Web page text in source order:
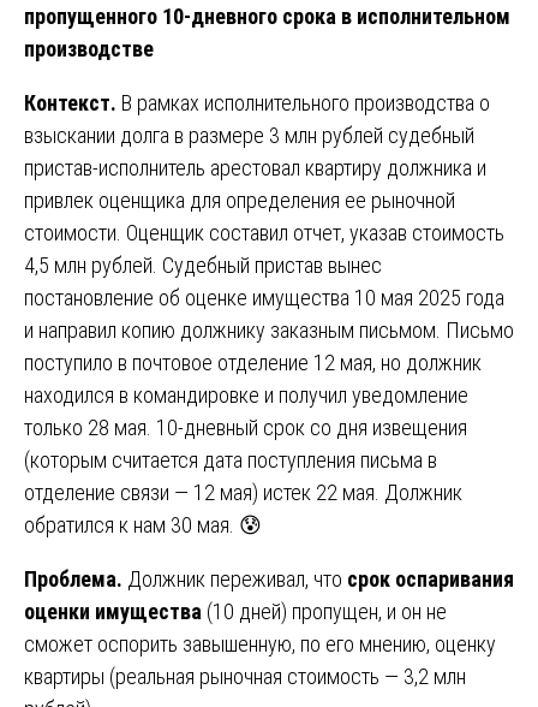
пропущенного 10-дневного срока в исполнительном
производстве
Контекст. В рамках исполнительного производства о
взыскании долга в размере 3 млн рублей судебный
пристав-исполнитель арестовал квартиру должника и
привлек оценщика для определения ее рыночной
стоимости. Оценщик составил отчет, указав стоимость
4,5 млн рублей. Судебный пристав вынес
постановление об оценке имущества 10 мая 2025 года
и направил копию должнику заказным письмом. Письмо
поступило в почтовое отделение 12 мая, но должник
находился в командировке и получил уведомление
только 28 мая. 10-дневный срок со дня извещения
(которым считается дата поступления письма в
отделение связи — 12 мая) истек 22 мая. Должник
обратился к нам 30 мая. 😰
Проблема. Должник переживал, что срок оспаривания
оценки имущества (10 дней) пропущен, и он не
сможет оспорить завышенную, по его мнению, оценку
квартиры (реальная рыночная стоимость — 3,2 млн